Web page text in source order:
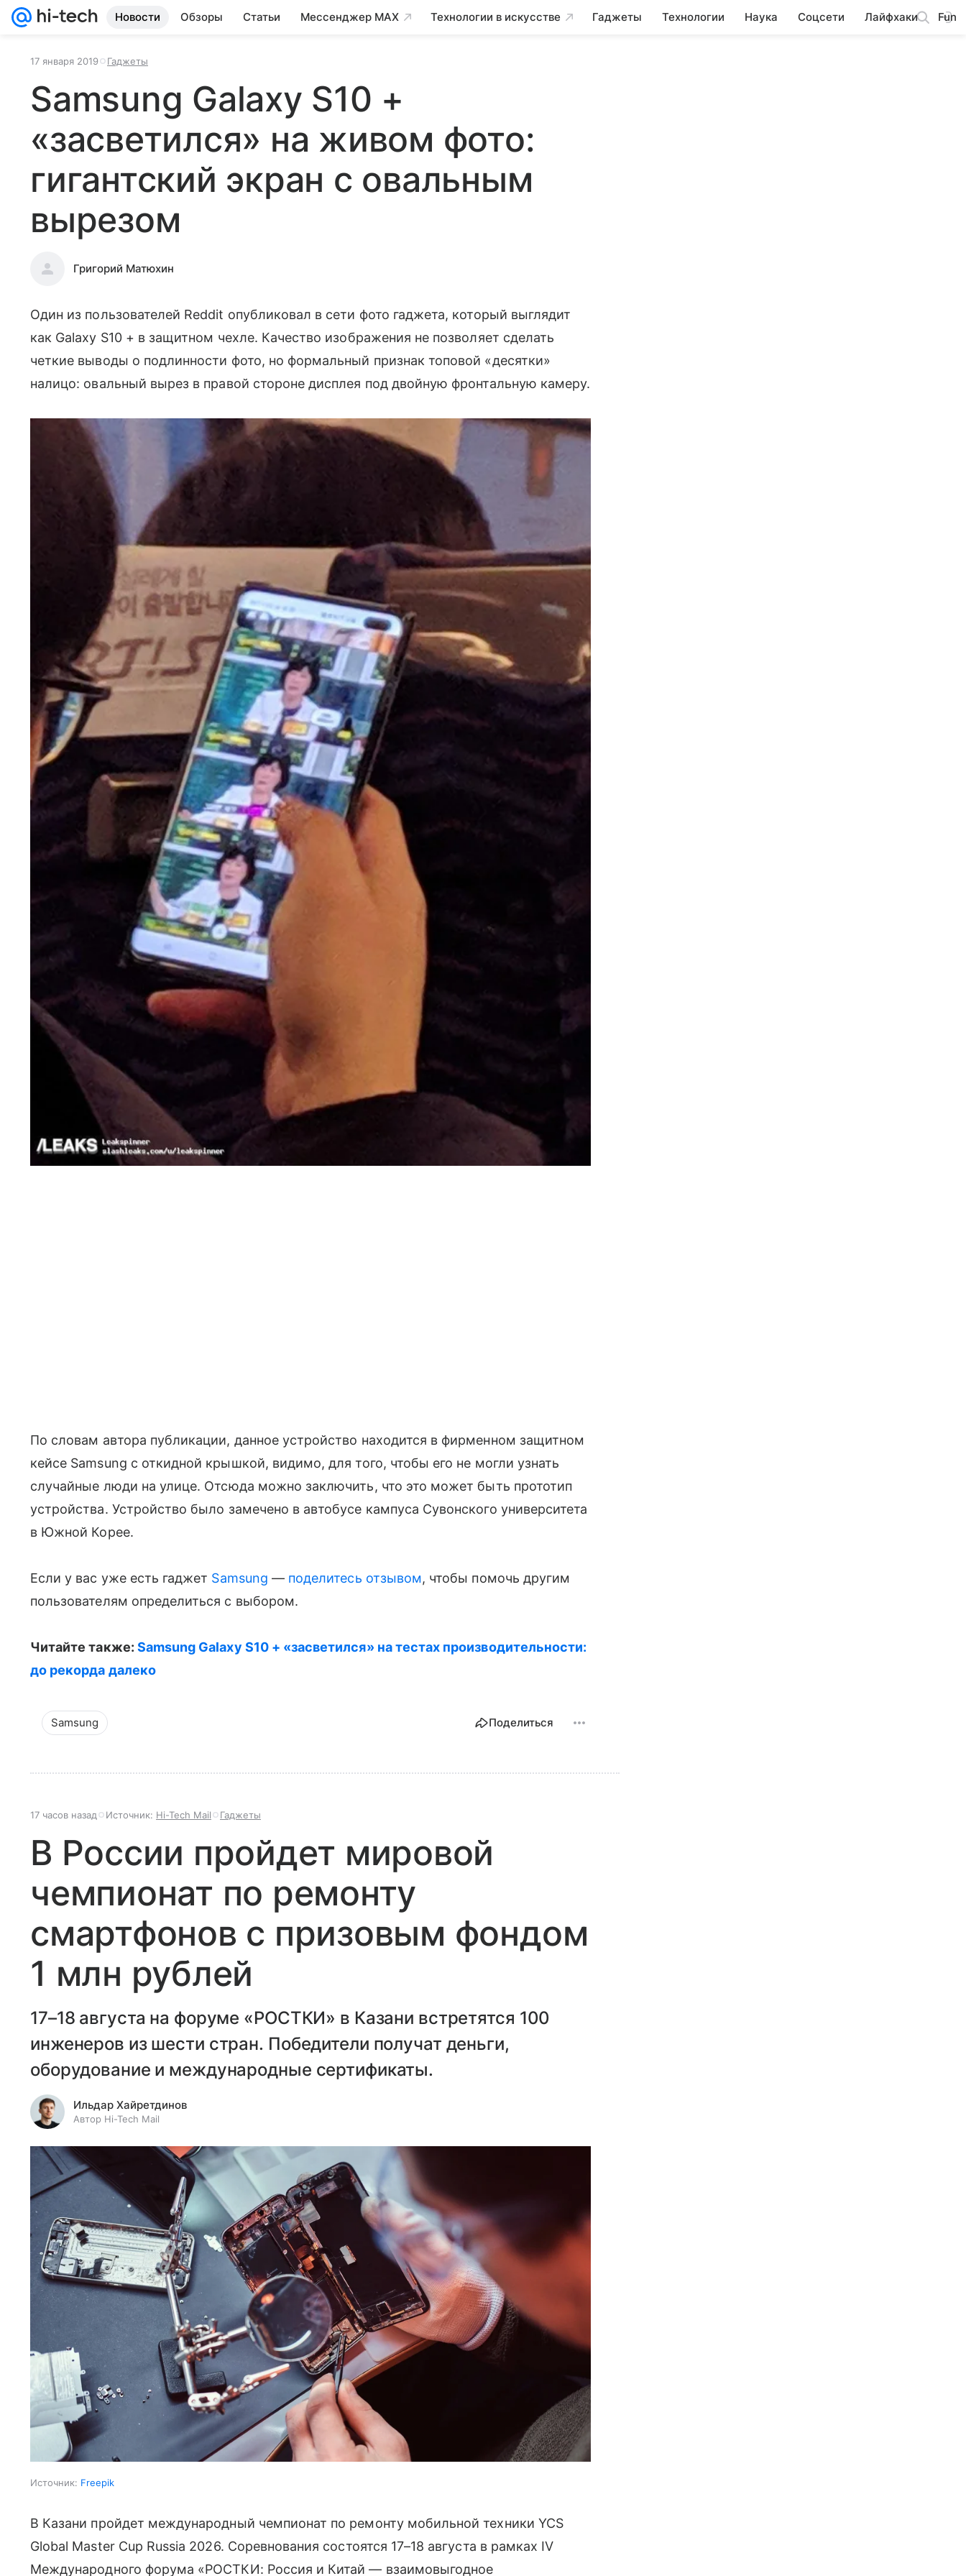
Новости Обзоры Статьи Мессенджер MAX Технологии в искусстве Гаджеты Технологии Наука Соцсети Лайфхаки Fun
17 января 2019 Гаджеты
Samsung Galaxy S10 +
«засветился» на живом фото:
гигантский экран с овальным
вырезом
Григорий Матюхин
Один из пользователей Reddit опубликовал в сети фото гаджета, который выглядит
как Galaxy S10 + в защитном чехле. Качество изображения не позволяет сделать
четкие выводы о подлинности фото, но формальный признак топовой «десятки»
налицо: овальный вырез в правой стороне дисплея под двойную фронтальную камеру.
По словам автора публикации, данное устройство находится в фирменном защитном
кейсе Samsung с откидной крышкой, видимо, для того, чтобы его не могли узнать
случайные люди на улице. Отсюда можно заключить, что это может быть прототип
устройства. Устройство было замечено в автобусе кампуса Сувонского университета
в Южной Корее.
Если у вас уже есть гаджет Samsung — поделитесь отзывом, чтобы помочь другим
пользователям определиться с выбором.
Читайте также: Samsung Galaxy S10 + «засветился» на тестах производительности:
до рекорда далеко
Samsung Поделиться
17 часов назад Источник: Hi-Tech Mail Гаджеты
В России пройдет мировой
чемпионат по ремонту
смартфонов с призовым фондом
1 млн рублей
17–18 августа на форуме «РОСТКИ» в Казани встретятся 100
инженеров из шести стран. Победители получат деньги,
оборудование и международные сертификаты.
Ильдар Хайретдинов
Автор Hi-Tech Mail
Источник: Freepik
В Казани пройдет международный чемпионат по ремонту мобильной техники YCS
Global Master Cup Russia 2026. Соревнования состоятся 17–18 августа в рамках IV
Международного форума «РОСТКИ: Россия и Китай — взаимовыгодное